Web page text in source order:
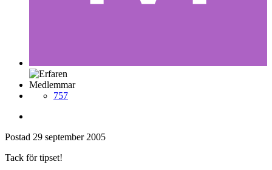
Medlemmar
757
Postad 29 september 2005
Tack för tipset!